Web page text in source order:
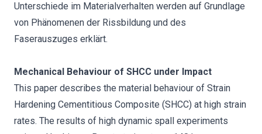
Unterschiede im Materialverhalten werden auf Grundlage
von Phänomenen der Rissbildung und des
Faserauszuges erklärt.
Mechanical Behaviour of SHCC under Impact
This paper describes the material behaviour of Strain
Hardening Cementitious Composite (SHCC) at high strain
rates. The results of high dynamic spall experiments